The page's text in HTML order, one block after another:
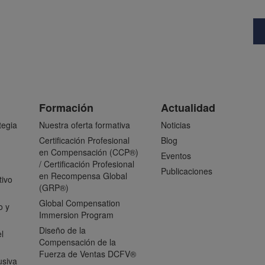
y
Formación
Nuestra oferta formativa
Certificación Profesional
en Compensación (CCP®)
/ Certificación Profesional
en Recompensa Global
(GRP®)
Global Compensation
Immersion Program
Diseño de la
Compensación de la
Fuerza de Ventas DCFV®
Actualidad
Noticias
Blog
Eventos
Publicaciones